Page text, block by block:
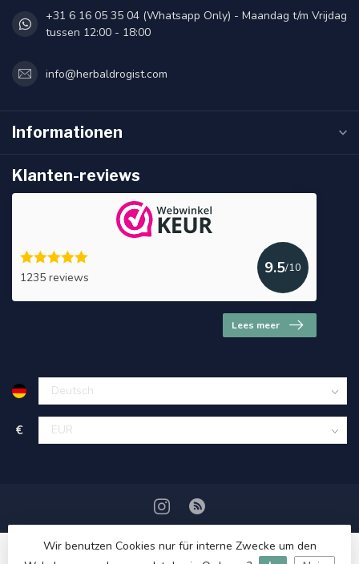
+31 6 16 05 35 04 (Whatsapp Only) - Maandag t/m Vrijdag
tussen 12:00 - 18:00
info@herbaldrogist.com
Informationen
Klanten-reviews
1235 reviews
9.5/10
Lees meer
€
Wir benutzen Cookies nur für interne Zwecke um den